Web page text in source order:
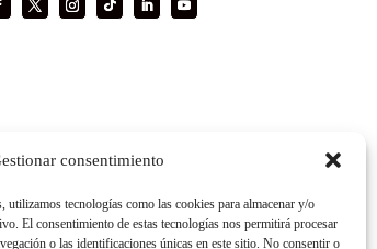
consentimiento
utilizamos tecnologías como las cookies para almacenar y/o
El consentimiento de estas tecnologías nos permitirá procesar
o las identificaciones únicas en este sitio. No consentir o